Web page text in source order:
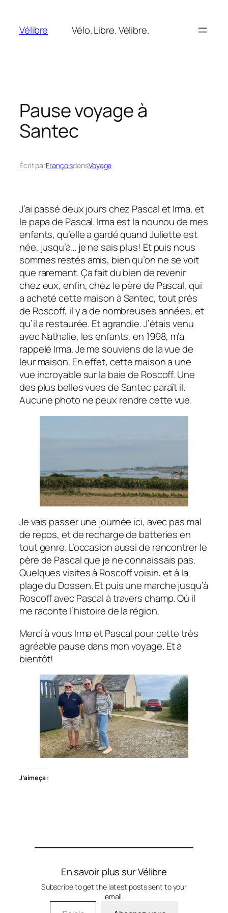
contenu
Vélibre Vélo. Libre. Vélibre.
Pause voyage à
Santec
Écrit parFrançoisdansVoyage
J’ai passé deux jours chez Pascal et Irma, et
le papa de Pascal. Irma est la nounou de mes
enfants, qu’elle a gardé quand Juliette est
née, jusqu’à… je ne sais plus! Et puis nous
sommes restés amis, bien qu’on ne se voit
que rarement. Ça fait du bien de revenir
chez eux, enfin, chez le père de Pascal, qui
a acheté cette maison à Santec, tout près
de Roscoff, il y a de nombreuses années, et
qu’il a restaurée. Et agrandie. J’étais venu
avec Nathalie, les enfants, en 1998, m’a
rappelé Irma. Je me souviens de la vue de
leur maison. En effet, cette maison a une
vue incroyable sur la baie de Roscoff. Une
des plus belles vues de Santec paraît il.
Aucune photo ne peux rendre cette vue.
Je vais passer une journée ici, avec pas mal
de repos, et de recharge de batteries en
tout genre. L’occasion aussi de rencontrer le
père de Pascal que je ne connaissais pas.
Quelques visites à Roscoff voisin, et à la
plage du Dossen. Et puis une marche jusqu’à
Roscoff avec Pascal à travers champ. Où il
me raconte l’histoire de la région.
Merci à vous Irma et Pascal pour cette très
agréable pause dans mon voyage. Et à
bientôt!
J’aime ça :
En savoir plus sur Vélibre
Subscribe to get the latest posts sent to your
email.
Saisissez votre adresse e-mail…